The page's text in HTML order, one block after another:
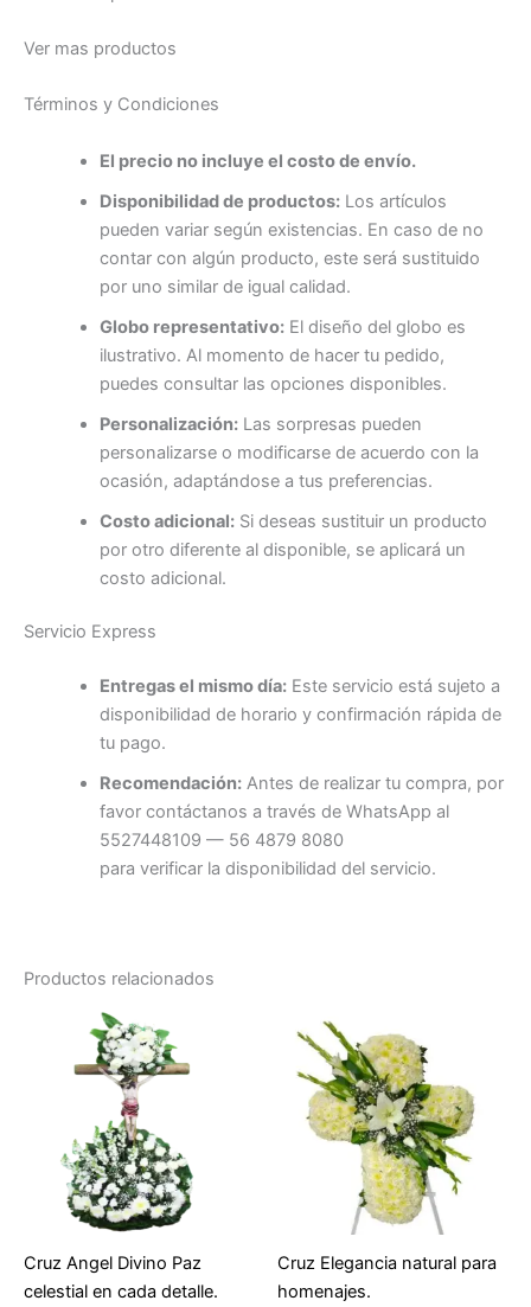
Ver mas productos
Términos y Condiciones
El precio no incluye el costo de envío.
Disponibilidad de productos:Los artículos
pueden variar según existencias. En caso de no
contar con algún producto, este será sustituido
por uno similar de igual calidad.
Globo representativo:El diseño del globo es
ilustrativo. Al momento de hacer tu pedido,
puedes consultar las opciones disponibles.
Personalización:Las sorpresas pueden
personalizarse o modificarse de acuerdo con la
ocasión, adaptándose a tus preferencias.
Costo adicional:Si deseas sustituir un producto
por otro diferente al disponible, se aplicará un
costo adicional.
Servicio Express
Entregas el mismo día:Este servicio está sujeto a
disponibilidad de horario y confirmación rápida de
tu pago.
Recomendación:Antes de realizar tu compra, por
favor contáctanos a través de WhatsApp al
5527448109 — 56 4879 8080
para verificar la disponibilidad del servicio.
Productos relacionados
Cruz Angel Divino Paz
celestial en cada detalle.
Cruz Elegancia natural para
homenajes.